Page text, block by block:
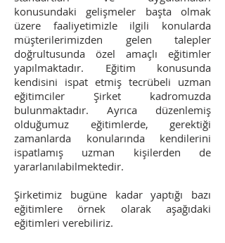
konusundaki gelişmeler başta olmak
üzere faaliyetimizle ilgili konularda
müşterilerimizden gelen talepler
doğrultusunda özel amaçlı eğitimler
yapılmaktadır. Eğitim konusunda
kendisini ispat etmiş tecrübeli uzman
eğitimciler Şirket kadromuzda
bulunmaktadır. Ayrıca düzenlemiş
olduğumuz eğitimlerde, gerektiği
zamanlarda konularında kendilerini
ispatlamış uzman kişilerden de
yararlanılabilmektedir.
Şirketimiz bugüne kadar yaptığı bazı
eğitimlere örnek olarak aşağıdaki
eğitimleri verebiliriz.